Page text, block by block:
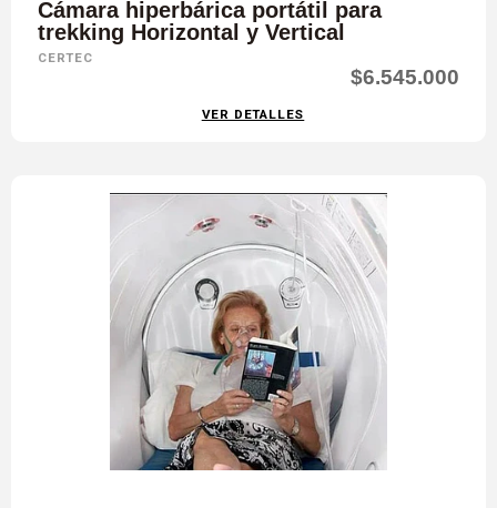
Cámara hiperbárica portátil para
trekking Horizontal y Vertical
CERTEC
$6.545.000
VER DETALLES